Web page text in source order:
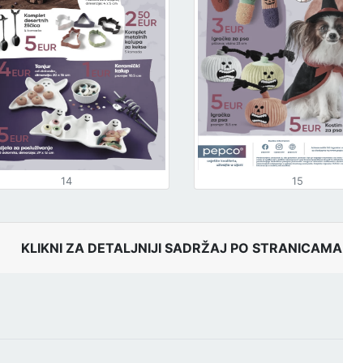
14 15
KLIKNI ZA DETALJNIJI SADRŽAJ PO STRANICAMA